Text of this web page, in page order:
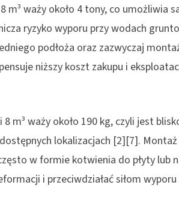
m³ waży około 4 tony, co umożliwia
ryzyko wyporu przy wodach
podłoża oraz zazwyczaj
niższy koszt zakupu i
m³ waży około 190 kg, czyli jest
lokalizacjach [2][7].
w formie kotwienia do płyty lub
i przeciwdziałać siłom